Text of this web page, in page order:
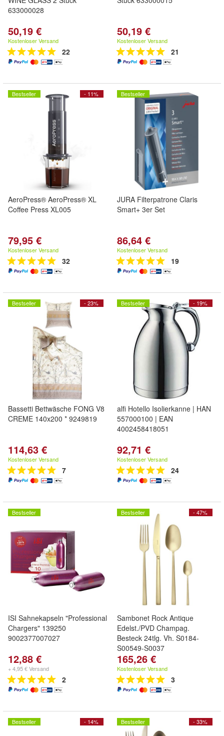
633000028
50,19 €
Kostenloser Versand
22
50,19 €
Kostenloser Versand
21
- 11%
Bestseller
AeroPress® AeroPress® XL
Coffee Press XL005
79,95 €
Kostenloser Versand
32
Bestseller
JURA Filterpatrone Claris
Smart+ 3er Set
86,64 €
Kostenloser Versand
19
- 23%
Bestseller
Bassetti Bettwäsche FONG V8
CREME 140x200 * 9249819
114,63 €
Kostenloser Versand
7
- 19%
Bestseller
alfi Hotello Isolierkanne | HAN
557000100 | EAN
4002458418051
92,71 €
Kostenloser Versand
24
Bestseller
ISI Sahnekapseln "Professional
Chargers" 139250
9002377007027
12,88 €
+ 4,95 € Versand
2
- 47%
Bestseller
Sambonet Rock Antique
Edelst./PVD Champag.
Besteck 24tlg. Vh. S0184-
S00549-S0037
165,26 €
Kostenloser Versand
3
- 14%
Bestseller - 33%
Bestseller